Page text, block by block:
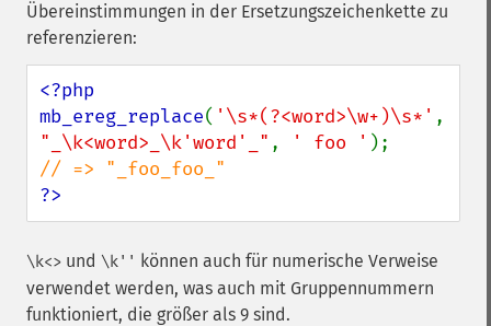
Übereinstimmungen in der Ersetzungszeichenkette zu
referenzieren:
<?php
mb_ereg_replace( '\s*(?<word>\w+)\s*'
"_\k<word>_\k'word'_" , ' foo '
?>
\k<> und \k'' können auch für numerische Verweise
verwendet werden, was auch mit Gruppennummern
funktioniert, die größer als 9 sind.